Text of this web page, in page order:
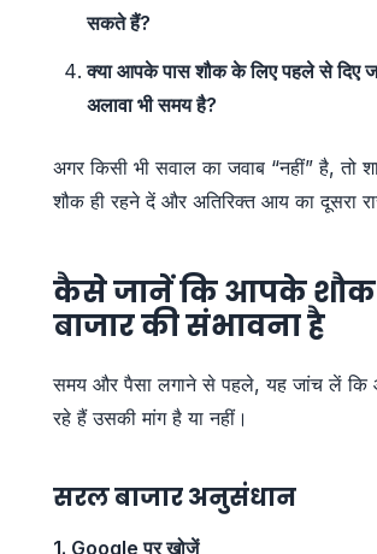
सकते हैं?
क्या आपके पास शौक के लिए पहले से दिए
अलावा भी समय है?
अगर किसी भी सवाल का जवाब “नहीं” है, तो
शौक ही रहने दें और अतिरिक्त आय का दूसरा
कैसे जानें कि आपके
बाजार की संभावना है
समय और पैसा लगाने से पहले, यह जांच लें
रहे हैं उसकी मांग है या नहीं।
सरल बाजार अनुसंधान
1. Google पर खोजें